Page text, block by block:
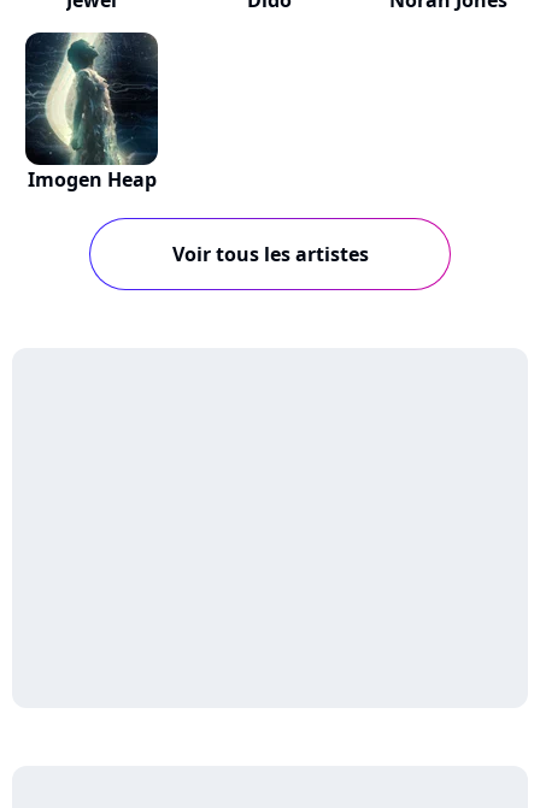
Imogen Heap
Voir tous les artistes